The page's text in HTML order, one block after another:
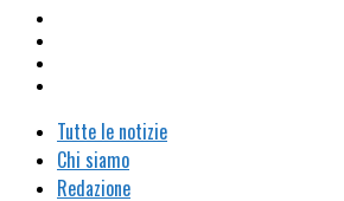
Tutte le notizie
Chi siamo
Redazione